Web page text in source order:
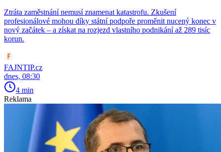
Ztráta zaměstnání nemusí znamenat katastrofu. Zkušení
profesionálové mohou díky státní podpoře proměnit nucený konec v
nový začátek – a získat na rozjezd vlastního podnikání až 289 tisíc
korun.
FAJNTIP.cz
dnes, 08:30
4 min
Reklama